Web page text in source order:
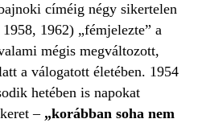
címéig négy sikertelen
1962) „fémjelezte” a
mégis megváltozott,
a válogatott életében. 1954
hetében is napokat
– „korábban soha nem